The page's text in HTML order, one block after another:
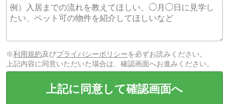
※利用規約及びプライバシーポリシーを必ずお読みください。
上記内容に同意いただいた場合は、確認画面へお進みください。
上記に同意して確認画面へ